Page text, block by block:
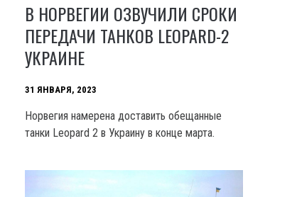
В НОРВЕГИИ ОЗВУЧИЛИ СРОКИ
ПЕРЕДАЧИ ТАНКОВ LEOPARD-2
УКРАИНЕ
31 ЯНВАРЯ, 2023
Норвегия намерена доставить обещанные
танки Leopard 2 в Украину в конце марта.